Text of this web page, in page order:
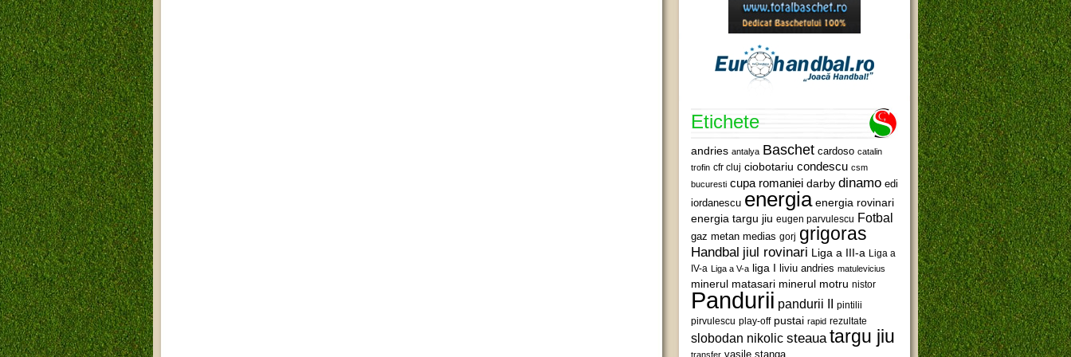
Etichete
andries antalya Baschet cardoso catalin
trofin cfr cluj ciobotariu condescu csm
bucuresti cupa romaniei darby dinamo edi
iordanescu energia energia rovinari
energia targu jiu eugen parvulescu Fotbal
gaz metan medias gorj grigoras
Handbal jiul rovinari Liga a III-a Liga a
IV-a Liga a V-a liga I liviu andries matulevicius
minerul matasari minerul motru nistor
Pandurii pandurii II pintilii
pirvulescu play-off pustai rapid rezultate
slobodan nikolic steaua targu jiu
transfer vasile stanga